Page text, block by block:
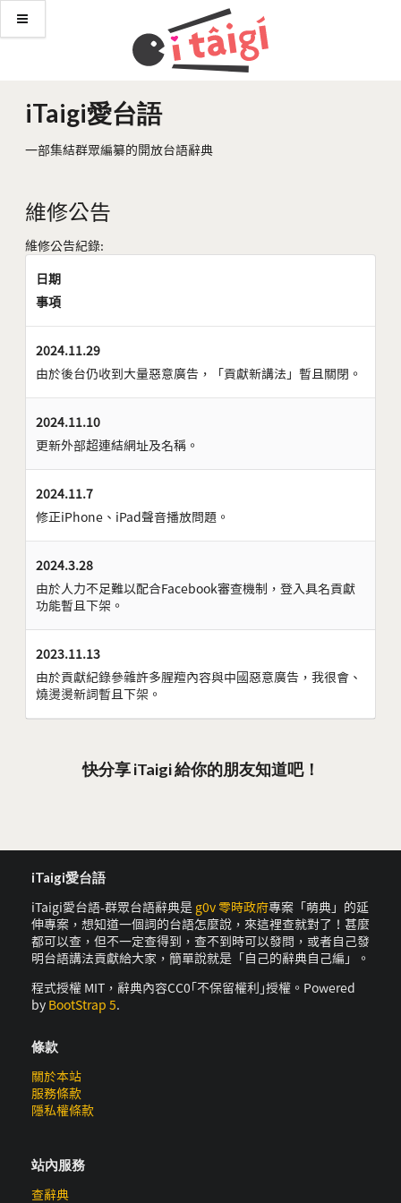
iTaigi愛台語
一部集結群眾編纂的開放台語辭典
維修公告
維修公告紀錄:
日期
事項
2024.11.29
由於後台仍收到大量惡意廣告，「貢獻新講法」暫且關閉。
2024.11.10
更新外部超連結網址及名稱。
2024.11.7
修正iPhone、iPad聲音播放問題。
2024.3.28
由於人力不足難以配合Facebook審查機制，登入具名貢獻
功能暫且下架。
2023.11.13
由於貢獻紀錄參雜許多腥羶內容與中國惡意廣告，我很會、
燒燙燙新詞暫且下架。
快分享 iTaigi 給你的朋友知道吧！
iTaigi愛台語
iTaigi愛台語-群眾台語辭典是 g0v 零時政府專案「萌典」的延
伸專案，想知道一個詞的台語怎麼說，來這裡查就對了！甚麼
都可以查，但不一定查得到，查不到時可以發問，或者自己發
明台語講法貢獻給大家，簡單說就是「自己的辭典自己編」。
程式授權 MIT，辭典內容CC0｢不保留權利｣授權。Powered
by BootStrap 5.
條款
關於本站
服務條款
隱私權條款
站內服務
查辭典